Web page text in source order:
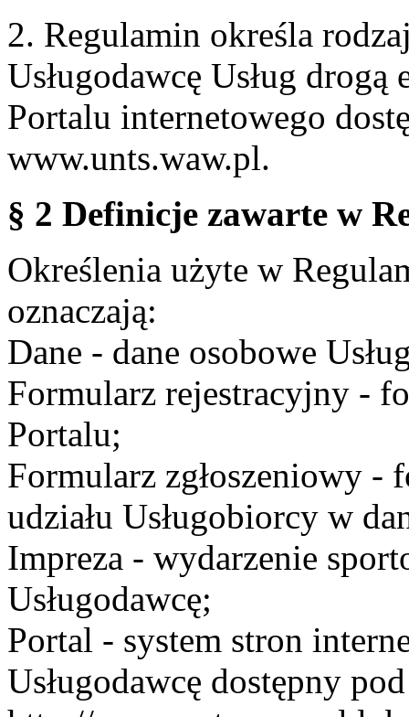
2. Regulamin określa
Usługodawcę Usług
Portalu internetowego
www.unts.waw.pl.
§ 2 Definicje zawarte w
Określenia użyte w
oznaczają:
Dane - dane osobowe
Formularz rejestracyjny -
Portalu;
Formularz zgłoszeniowy -
udziału Usługobiorcy w
Impreza - wydarzenie
Usługodawcę;
Portal - system stron
Usługodawcę dostępny